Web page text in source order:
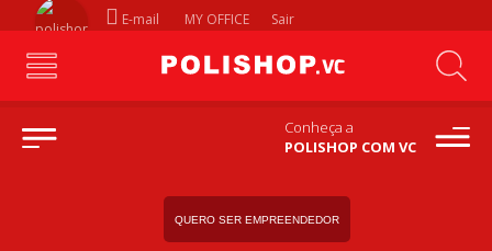
E-mail MY OFFICE Sair
Conheça a
POLISHOP COM VC
QUERO SER EMPREENDEDOR